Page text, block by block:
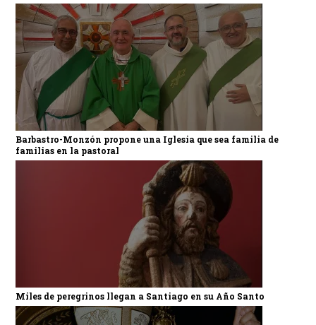
Barbastro-Monzón propone una Iglesia que sea familia de
familias en la pastoral
Miles de peregrinos llegan a Santiago en su Año Santo